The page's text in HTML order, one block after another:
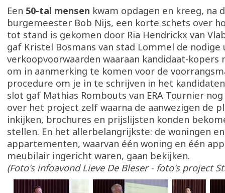
Een 50-tal mensen kwam opdagen en kreeg, na
burgemeester Bob Nijs, een korte schets over
tot stand is gekomen door Ria Hendrickx van
gaf Kristel Bosmans van stad Lommel de
verkoopvoorwaarden waaraan kandidaat-kopers
om in aanmerking te komen voor de
procedure om je in te schrijven in het
slot gaf Mathias Rombouts van ERA Tournier
over het project zelf waarna de aanwezigen de
inkijken, brochures en prijslijsten konden
stellen. En het allerbelangrijkste: de woningen en
appartementen, waarvan één woning en één
meubilair ingericht waren, gaan bekijken.
(Foto's infoavond Lieve De Bleser - foto's project